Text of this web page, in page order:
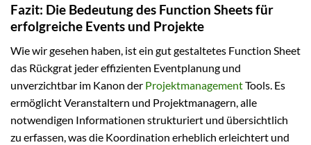
Fazit: Die Bedeutung des Function Sheets für
erfolgreiche Events und Projekte
Wie wir gesehen haben, ist ein gut gestaltetes Function Sheet
das Rückgrat jeder effizienten Eventplanung und
unverzichtbar im Kanon der ProjektmanagementTools. Es
ermöglicht Veranstaltern und Projektmanagern, alle
notwendigen Informationen strukturiert und übersichtlich
zu erfassen, was die Koordination erheblich erleichtert und